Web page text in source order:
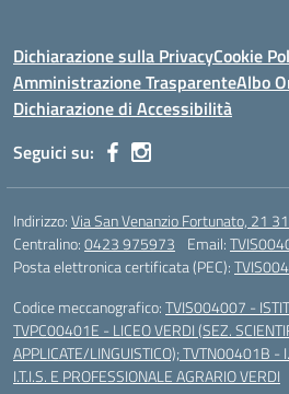
Dichiarazione sulla PrivacyCookie
Amministrazione TrasparenteAlbo
Dichiarazione di Accessibilità
Seguici su:
Indirizzo:Via San Venanzio Fortunato, 21
Centralino:0423 975973 Email:
Posta elettronica certificata (PEC):
Codice meccanografico:TVIS004007 -
TVPC00401E - LICEO VERDI (SEZ.
APPLICATE/LINGUISTICO); TVTN00401B -
I.T.I.S. E PROFESSIONALE AGRARIO VERDI